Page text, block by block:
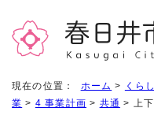
現在の位置： ホーム > くら
業 > 4 事業計画 > 共通 > 上